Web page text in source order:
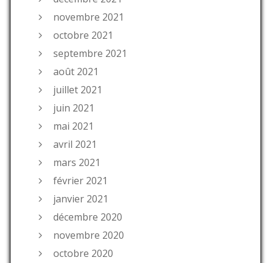
novembre 2021
octobre 2021
septembre 2021
août 2021
juillet 2021
juin 2021
mai 2021
avril 2021
mars 2021
février 2021
janvier 2021
décembre 2020
novembre 2020
octobre 2020